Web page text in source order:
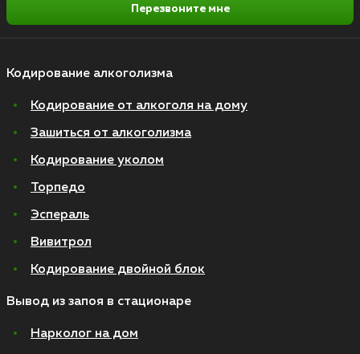
Кодирование алкоголизма
Кодирование от алкоголя на дому
Зашиться от алкоголизма
Кодирование уколом
Торпедо
Эспераль
Вивитрол
Кодирование двойной блок
Вывод из запоя в стационаре
Нарколог на дом
Перезвоните мне